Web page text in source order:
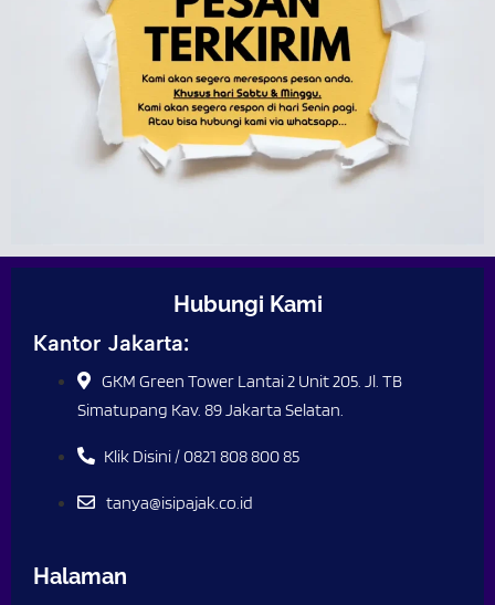
Halaman
Hubungi Kami
Kantor Jakarta:
GKM Green Tower Lantai 2 Unit 205. Jl. TB
Simatupang Kav. 89 Jakarta Selatan.
Klik Disini / 0821 808 800 85
tanya@isipajak.co.id